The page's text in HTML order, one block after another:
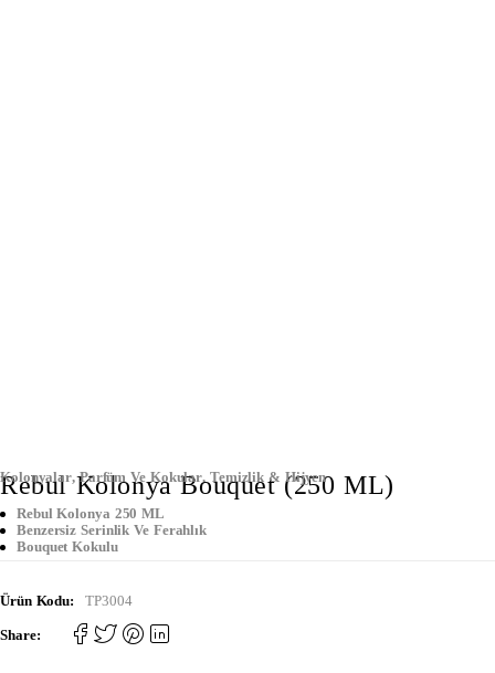
Kolonyalar,Parfüm Ve Kokular, Temizlik & Hijyen
Rebul Kolonya Bouquet (250 ML)
Rebul Kolonya 250 ML
Benzersiz Serinlik Ve Ferahlık
Bouquet Kokulu
Ürün Kodu: TP3004
Share: